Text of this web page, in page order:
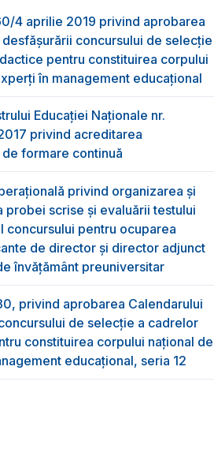
4 aprilie 2019 privind aprobarea
concursului de selecţie
pentru constituirea corpului
în management educaţional
Educației Naționale nr.
privind acreditarea
formare continuă
privind organizarea și
probei scrise și evaluării testului
concursului pentru ocuparea
de director și director adjunct
învățământ preuniversitar
privind aprobarea Calendarului
de selecție a cadrelor
constituirea corpului național de
educațional, seria 12